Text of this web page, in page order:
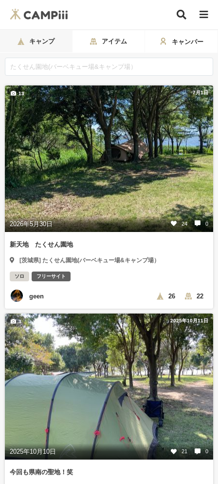
キャンプ アイテム キャンパー
7月1日
2026年5月30日 24 0
13
新天地 たくせん園地
[茨城県] たくせん園地(バーベキュー場&キャンプ場）
ソロ フリーサイト
geen 26 22
2025年10月11日
2025年10月10日 21 0
3
今回も県南の聖地！笑